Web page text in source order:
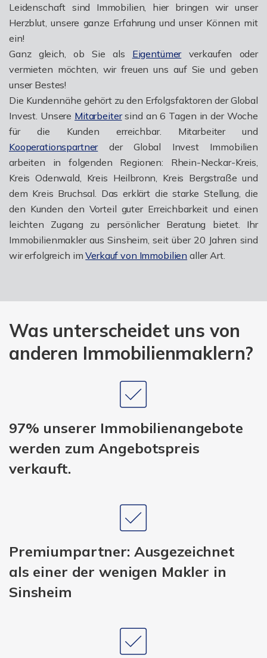
Leidenschaft sind Immobilien, hier bringen wir unser
Herzblut, unsere ganze Erfahrung und unser Können mit
ein!
Ganz gleich, ob Sie als Eigentümerverkaufen oder
vermieten möchten, wir freuen uns auf Sie und geben
unser Bestes!
Die Kundennähe gehört zu den Erfolgsfaktoren der Global
Invest. Unsere Mitarbeitersind an 6 Tagen in der Woche
für die Kunden erreichbar. Mitarbeiter und
Kooperationspartnerder Global Invest Immobilien
arbeiten in folgenden Regionen: Rhein-Neckar-Kreis,
Kreis Odenwald, Kreis Heilbronn, Kreis Bergstraße und
dem Kreis Bruchsal. Das erklärt die starke Stellung, die
den Kunden den Vorteil guter Erreichbarkeit und einen
leichten Zugang zu persönlicher Beratung bietet. Ihr
Immobilienmakler aus Sinsheim, seit über 20 Jahren sind
wir erfolgreich imVerkauf von Immobilien aller Art.
Was unterscheidet uns von
anderen Immobilienmaklern?
97% unserer Immobilienangebote
werden zum Angebotspreis
verkauft.
Premiumpartner: Ausgezeichnet
als einer der wenigen Makler in
Sinsheim